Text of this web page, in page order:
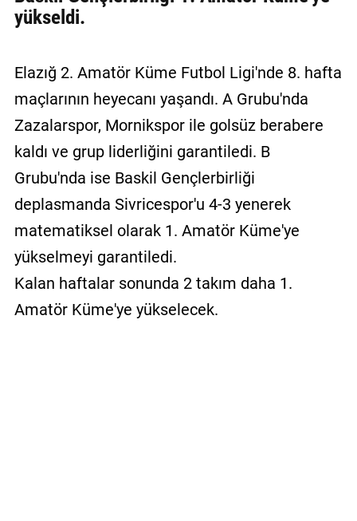
ULAŞIN
İletişim
Gizlilik
Politikası
yükseldi.
Elazığ 2. Amatör Küme Futbol Ligi'nde 8. hafta
maçlarının heyecanı yaşandı. A Grubu'nda
Zazalarspor, Mornikspor ile golsüz berabere
kaldı ve grup liderliğini garantiledi. B
Grubu'nda ise Baskil Gençlerbirliği
deplasmanda Sivricespor'u 4-3 yenerek
matematiksel olarak 1. Amatör Küme'ye
yükselmeyi garantiledi.
Kalan haftalar sonunda 2 takım daha 1.
Amatör Küme'ye yükselecek.